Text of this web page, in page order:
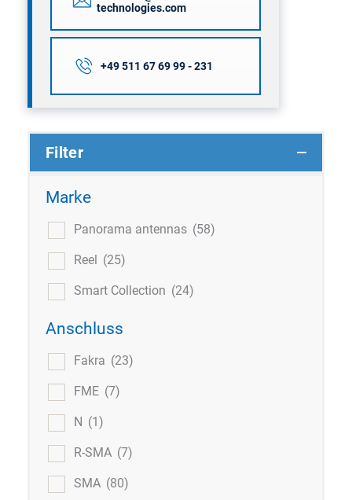
technologies.com
+49 511 67 69 99 - 231
Filter
Marke
Panorama antennas (58)
Reel (25)
Smart Collection (24)
Anschluss
Fakra (23)
FME (7)
N (1)
R-SMA (7)
SMA (80)